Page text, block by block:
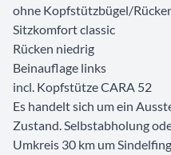
ohne Kopfstützbügel/
Sitzkomfort classic
Rücken niedrig
Beinauflage links
incl. Kopfstütze CARA 52
Es handelt sich um ein
Zustand. Selbstabholung
Umkreis 30 km um